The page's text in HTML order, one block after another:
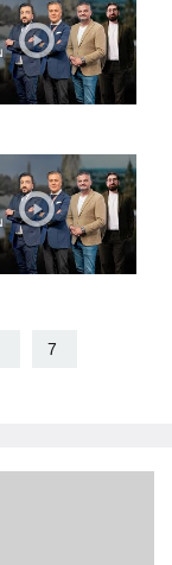
7